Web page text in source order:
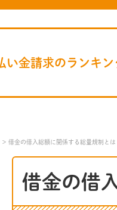
い金請求のランキ
借金の借入総額に関係する総量規制とは
借金の借